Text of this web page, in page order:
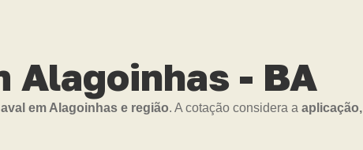
Alagoinhas - BA
em Alagoinhas e região. A cotação considera a